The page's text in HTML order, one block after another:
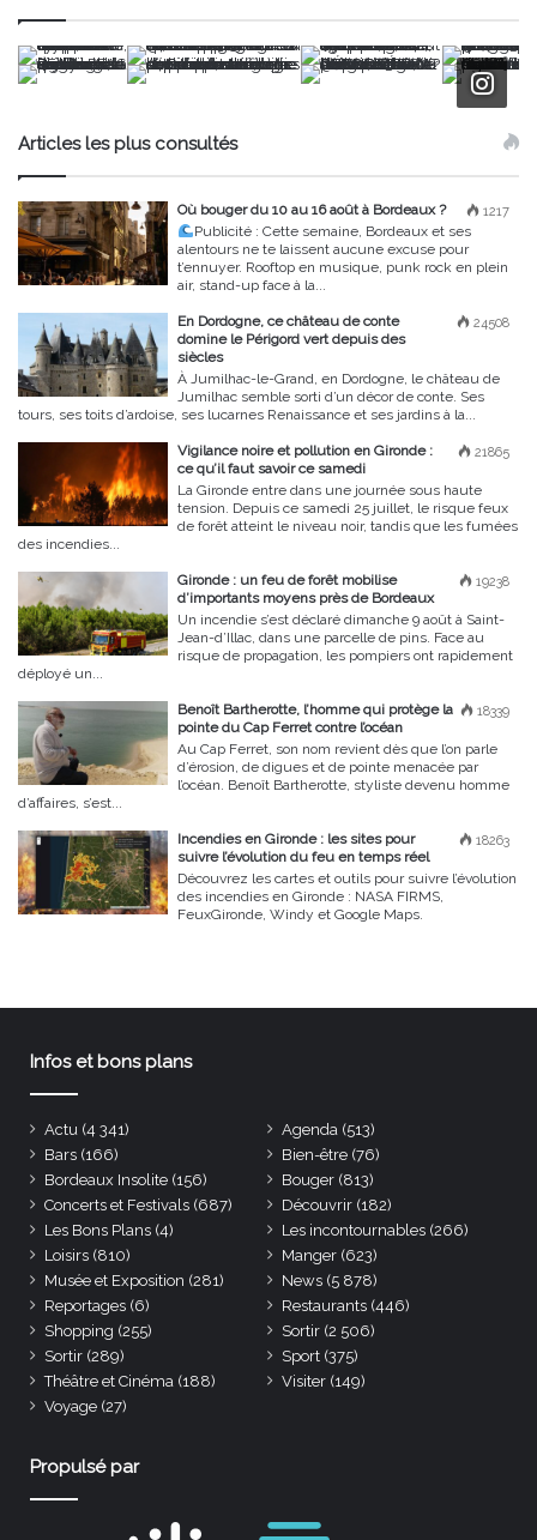
Articles les plus consultés
1217
Où bouger du 10 au 16 août à Bordeaux ?
Publicité :Cette semaine, Bordeaux et ses
alentours ne te laissent aucune excuse pour
t’ennuyer. Rooftop en musique, punk rock en plein
air, stand-up face à la...
24508
En Dordogne, ce château de conte
domine le Périgord vert depuis des
siècles
À Jumilhac-le-Grand, en Dordogne, le château de
Jumilhac semble sorti d’un décor de conte. Ses
tours, ses toits d’ardoise, ses lucarnes Renaissance et ses jardins à la...
21865
Vigilance noire et pollution en Gironde :
ce qu’il faut savoir ce samedi
La Gironde entre dans une journée sous haute
tension. Depuis ce samedi 25 juillet, le risque feux
de forêt atteint le niveau noir, tandis que les fumées
des incendies...
19238
Gironde : un feu de forêt mobilise
d’importants moyens près de Bordeaux
Un incendie s’est déclaré dimanche 9 août à Saint-
Jean-d’Illac, dans une parcelle de pins. Face au
risque de propagation, les pompiers ont rapidement
déployé un...
18339
Benoît Bartherotte, l’homme qui protège la
pointe du Cap Ferret contre l’océan
Au Cap Ferret, son nom revient dès que l’on parle
d’érosion, de digues et de pointe menacée par
l’océan. Benoît Bartherotte, styliste devenu homme
d’affaires, s’est...
18263
Incendies en Gironde : les sites pour
suivre l’évolution du feu en temps réel
Découvrez les cartes et outils pour suivre l’évolution
des incendies en Gironde : NASA FIRMS,
FeuxGironde, Windy et Google Maps.
Infos et bons plans
Actu (4 341) Agenda (513)
Bars (166) Bien-être (76)
Bordeaux Insolite (156) Bouger (813)
Concerts et Festivals (687) Découvrir (182)
Les Bons Plans (4) Les incontournables (266)
Loisirs (810) Manger (623)
Musée et Exposition (281) News (5 878)
Reportages (6) Restaurants (446)
Shopping (255) Sortir (2 506)
Sortir (289) Sport (375)
Théâtre et Cinéma (188) Visiter (149)
Voyage (27)
Propulsé par